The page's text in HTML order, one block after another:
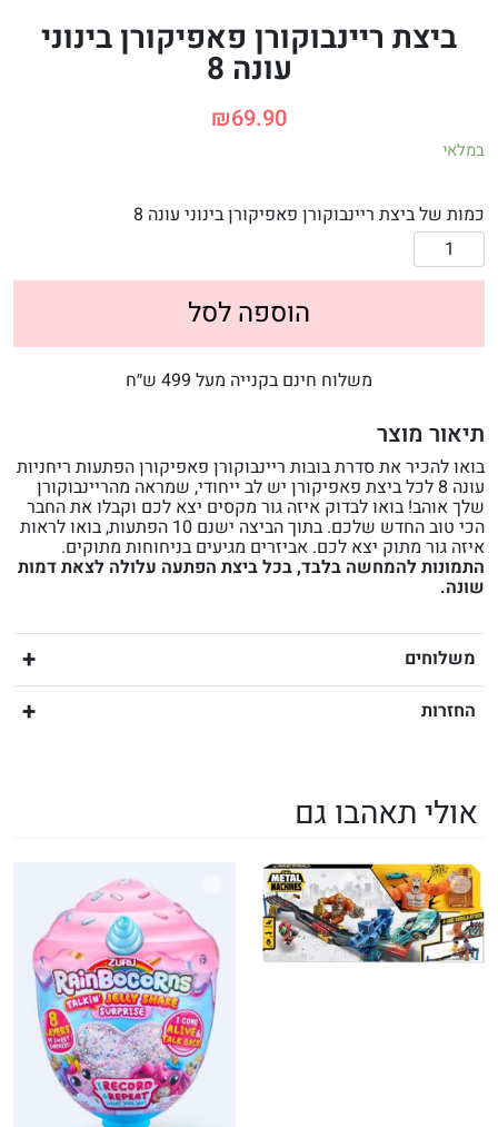
ביצת ריינבוקורן פאפיקורן בינוני
עונה 8
₪69.90
במלאי
כמות של ביצת ריינבוקורן פאפיקורן בינוני עונה 8
הוספה לסל
משלוח חינם בקנייה מעל 499 ש״ח
תיאור מוצר
בואו להכיר את סדרת בובות ריינבוקורן פאפיקורן הפתעות ריחניות
עונה 8 לכל ביצת פאפיקורן יש לב ייחודי, שמראה מהריינבוקורן
שלך אוהב! בואו לבדוק איזה גור מקסים יצא לכם וקבלו את החבר
הכי טוב החדש שלכם. בתוך הביצה ישנם 10 הפתעות, בואו לראות
איזה גור מתוק יצא לכם. אביזרים מגיעים בניחוחות מתוקים.
התמונות להמחשה בלבד, בכל ביצת הפתעה עלולה לצאת דמות
שונה.
משלוחים
החזרות
אולי תאהבו גם